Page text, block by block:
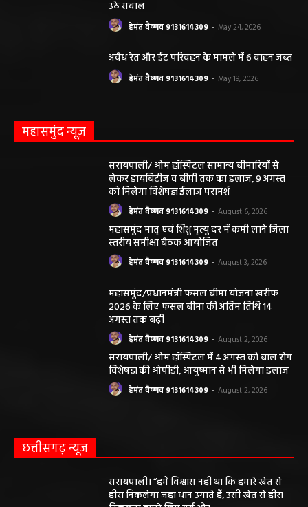
उठे सवाल
हेमंत वैष्णव 9131614309 - May 24, 2026
अवैध रेत और ईंट परिवहन के मामले में 6 वाहन जब्त
हेमंत वैष्णव 9131614309 - May 19, 2026
महासमुंद न्यूज़
सरायपाली/ ओम हॉस्पिटल सामान्य बीमारियों से
लेकर डायबिटीज व बीपी तक का इलाज, 9 अगस्त
को मिलेगा विशेषज्ञ ईलाज परामर्श
हेमंत वैष्णव 9131614309 - August 6, 2026
महासमुंद मातृ एवं शिशु मृत्यु दर में कमी लाने जिला
स्तरीय समीक्षा बैठक आयोजित
हेमंत वैष्णव 9131614309 - August 3, 2026
महासमुंद/प्रधानमंत्री फसल बीमा योजना खरीफ
2026 के लिए फसल बीमा की अंतिम तिथि 14
अगस्त तक बढ़ी
हेमंत वैष्णव 9131614309 - August 2, 2026
सरायपाली/ ओम हॉस्पिटल में 4 अगस्त को बाल रोग
विशेषज्ञ की ओपीडी, आयुष्मान से भी मिलेगा इलाज
हेमंत वैष्णव 9131614309 - August 2, 2026
छत्तीसगढ़ न्यूज़
सरायपाली। “हमें विश्वास नहीं था कि हमारे खेत से
हीरा निकलेगा जहां धान उगाते हैं, उसी खेत से हीरा